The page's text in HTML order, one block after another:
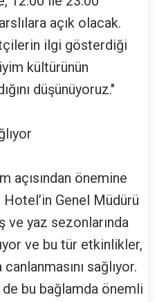
açık olacak.
ilgi gösterdiği
kültürünün
düşünüyoruz."
açısından önemine
Genel Müdürü
ve yaz sezonlarında
ve bu tür etkinlikler,
sağlıyor.
bu bağlamda önemli